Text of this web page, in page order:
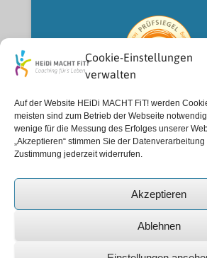
Cookie-Einstellungen
verwalten
Auf der Website HEiDi MACHT FiT! werden
meisten sind zum Betrieb der Webseite
wenige für die Messung des Erfolges unserer
„Akzeptieren“ stimmen Sie der
Zustimmung jederzeit widerrufen.
Akzeptieren
Ablehnen
Prüfnummer LRS-444-
Datenschutz: